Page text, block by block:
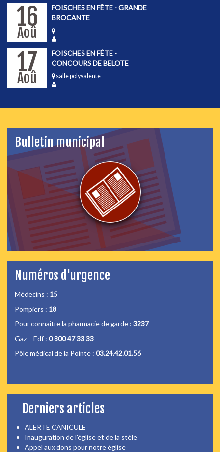
16
Aoû
FOISCHES EN FÊTE - GRANDE
BROCANTE
17
Aoû
FOISCHES EN FÊTE -
CONCOURS DE BELOTE
salle polyvalente
Bulletin municipal
Numéros d'urgence
Médecins : 15
Pompiers : 18
Pour connaitre la pharmacie de garde : 3237
Gaz – Edf : 0 800 47 33 33
Pôle médical de la Pointe : 03.24.42.01.56
Derniers articles
ALERTE CANICULE
Inauguration de l'église et de la stèle
Appel aux dons pour notre église